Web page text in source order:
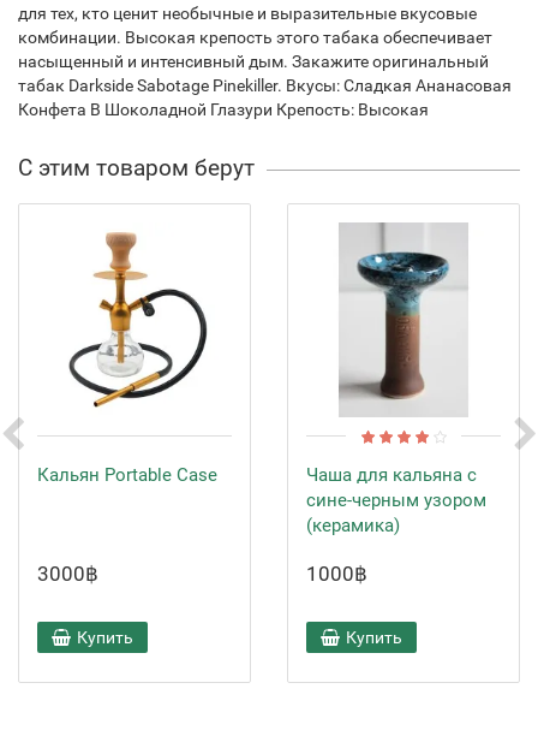
для тех, кто ценит необычные и выразительные вкусовые
комбинации. Высокая крепость этого табака обеспечивает
насыщенный и интенсивный дым. Закажите оригинальный
табак Darkside Sabotage Pinekiller. Вкусы: Сладкая Ананасовая
Конфета В Шоколадной Глазури Крепость: Высокая
С этим товаром берут
Кальян Portable Case
3000฿
Купить
Чаша для кальяна с
сине-черным узором
(керамика)
1000฿
Купить